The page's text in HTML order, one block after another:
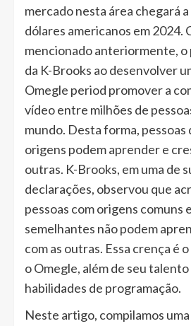
mercado nesta área chegará
dólares americanos em 2024.
mencionado anteriormente,
da K-Brooks ao desenvolver
Omegle period promover a
vídeo entre milhões de
mundo. Desta forma, pessoas
origens podem aprender e
outras. K-Brooks, em uma de
declarações, observou que
pessoas com origens comuns
semelhantes não podem
com as outras. Essa crença é
o Omegle, além de seu
habilidades de programação.
Neste artigo, compilamos